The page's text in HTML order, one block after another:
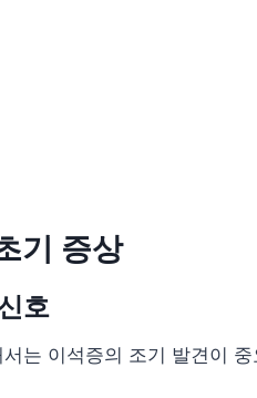
기 증상
호
는 이석증의 조기 발견이